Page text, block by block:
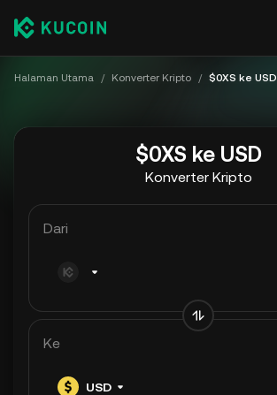
Halaman Utama / Konverter Kripto / $0XS ke USD
$0XS ke USD
Konverter Kripto
Dari
Ke
USD